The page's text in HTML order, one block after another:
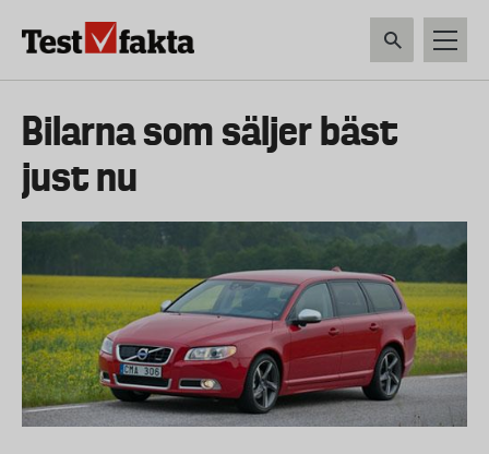
Huvudmeny
ny
Bilarna som säljer bäst
just nu